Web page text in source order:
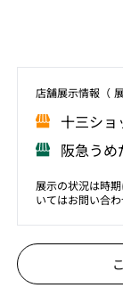
店舗展⽰情報（
⼗三シ
阪急う
展示の状況は時
いてはお問い合わ